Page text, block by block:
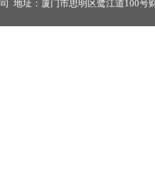
地址：厦门市思明区鹭江道100